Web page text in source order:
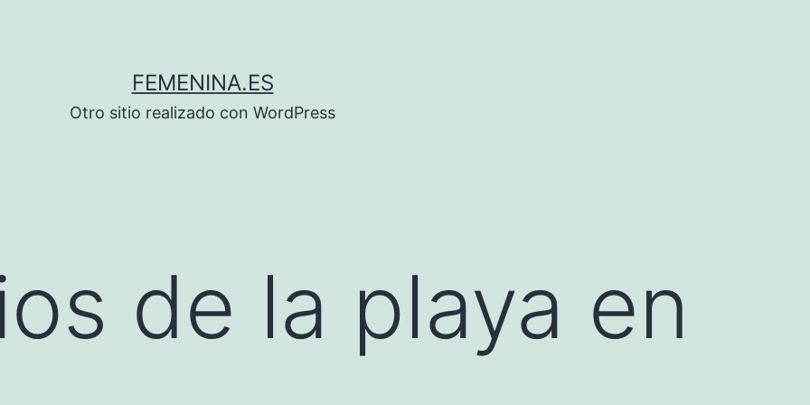
FEMENINA.ES
Otro sitio realizado con WordPress
de la playa en